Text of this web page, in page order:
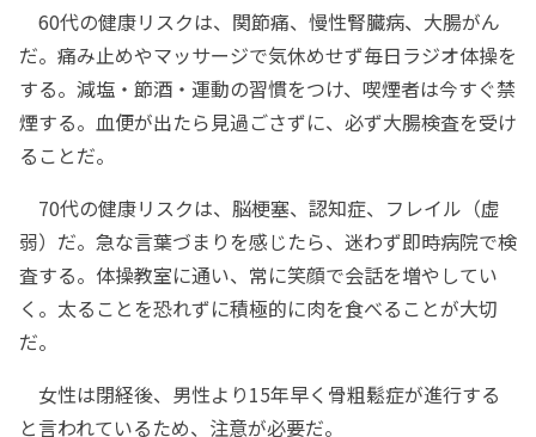
60代の健康リスクは、関節痛、慢性腎臓病、大腸がん
だ。痛み止めやマッサージで気休めせず毎日ラジオ体操を
する。減塩・節酒・運動の習慣をつけ、喫煙者は今すぐ禁
煙する。血便が出たら見過ごさずに、必ず大腸検査を受け
ることだ。
70代の健康リスクは、脳梗塞、認知症、フレイル（虚
弱）だ。急な言葉づまりを感じたら、迷わず即時病院で検
査する。体操教室に通い、常に笑顔で会話を増やしてい
く。太ることを恐れずに積極的に肉を食べることが大切
だ。
女性は閉経後、男性より15年早く骨粗鬆症が進行する
と言われているため、注意が必要だ。